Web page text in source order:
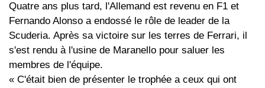
Quatre ans plus tard, l'Allemand est revenu en F1 et
Fernando Alonso a endossé le rôle de leader de la
Scuderia. Après sa victoire sur les terres de Ferrari, il
s'est rendu à l'usine de Maranello pour saluer les
membres de l'équipe.
« C'était bien de présenter le trophée a ceux qui ont